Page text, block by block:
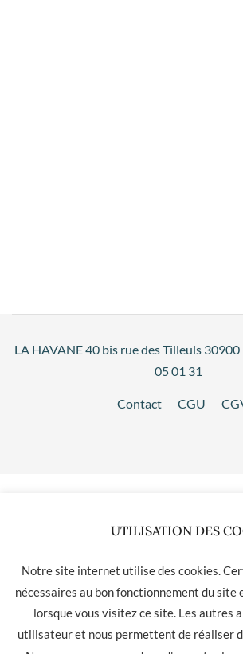
LA HAVANE 40 bis rue des Tilleuls 30900
05 01 31
Contact CGU
UTILISATION DES
Notre site internet utilise des cookies.
nécessaires au bon fonctionnement du
lorsque vous visitez ce site. Les autres
utilisateur et nous permettent de réaliser